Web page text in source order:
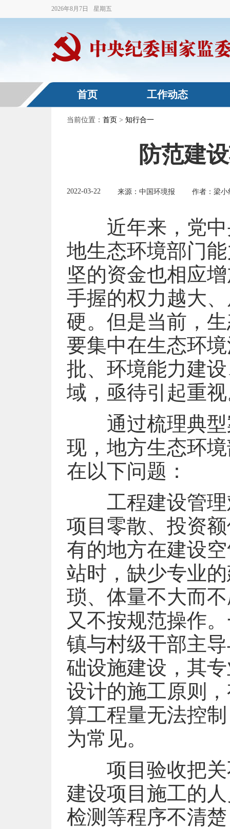
2026年8月 7 日 星期五
首页 工作动态
当前位置： 首页 > 知行合一
防范建
2022-03-22 来源：中国环境报 作者：梁小
近年来，党
地生态环境部门
坚的资金也相应
手握的权力越大
硬。但是当前，
要集中在生态环
批、环境能力建
域，亟待引起重
通过梳理典型
现，地方生态环
在以下问题：
工程建设管理
项目零散、投资
有的地方在建设
站时，缺少专业
琐、体量不大而
又不按规范操作
镇与村级干部主
础设施建设，其
设计的施工原则
算工程量无法控
为常见。
项目验收把关
建设项目施工的
检测等程序不清